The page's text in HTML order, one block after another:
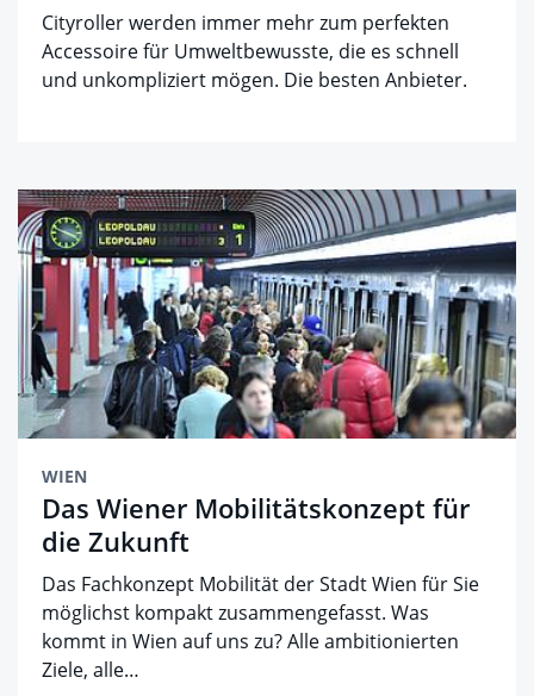
Cityroller werden immer mehr zum perfekten
Accessoire für Umweltbewusste, die es schnell
und unkompliziert mögen. Die besten Anbieter.
WIEN
Das Wiener Mobilitätskonzept für
die Zukunft
Das Fachkonzept Mobilität der Stadt Wien für Sie
möglichst kompakt zusammengefasst. Was
kommt in Wien auf uns zu? Alle ambitionierten
Ziele, alle…